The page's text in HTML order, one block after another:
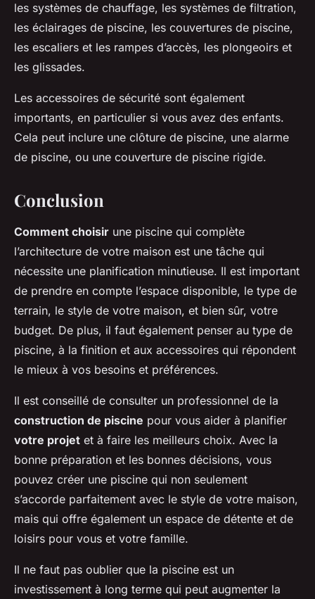
les systèmes de chauffage, les systèmes de filtration,
les éclairages de piscine, les couvertures de piscine,
les escaliers et les rampes d’accès, les plongeoirs et
les glissades.
Les accessoires de sécurité sont également
importants, en particulier si vous avez des enfants.
Cela peut inclure une clôture de piscine, une alarme
de piscine, ou une couverture de piscine rigide.
Conclusion
Comment choisir une piscine qui complète
l’architecture de votre maison est une tâche qui
nécessite une planification minutieuse. Il est important
de prendre en compte l’espace disponible, le type de
terrain, le style de votre maison, et bien sûr, votre
budget. De plus, il faut également penser au type de
piscine, à la finition et aux accessoires qui répondent
le mieux à vos besoins et préférences.
Il est conseillé de consulter un professionnel de la
construction de piscine pour vous aider à planifier
votre projet et à faire les meilleurs choix. Avec la
bonne préparation et les bonnes décisions, vous
pouvez créer une piscine qui non seulement
s’accorde parfaitement avec le style de votre maison,
mais qui offre également un espace de détente et de
loisirs pour vous et votre famille.
Il ne faut pas oublier que la piscine est un
investissement à long terme qui peut augmenter la